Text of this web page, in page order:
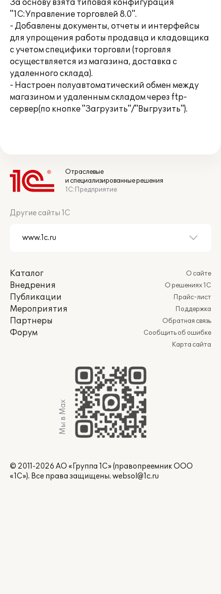
За основу взята типовая конфигурация
"1С:Управление торговлей 8.0".
- Добавлены документы, отчеты и интерфейсы
для упрощения работы продавца и кладовщика
с учетом специфики торговли (торговля
осуществляется из магазина, доставка с
удаленного склада).
- Настроен полуавтоматический обмен между
магазином и удаленным складом через ftp-
сервер(по кнопке "Загрузить"/"Выгрузить").
Отраслевые
и специализированные решения
1С:Предприятие
Другие сайты 1С
Каталог
Внедрения
Публикации
Мероприятия
Партнеры
Форум
О сайте
О решениях 1С
Прайс-лист
Поддержка
Обратная связь
Сообщить об ошибке
Карта сайта
Мы в Max
© 2011-2026 АО «Группа 1С» (правопреемник ООО
«1С»). Все права защищены. websol@1c.ru